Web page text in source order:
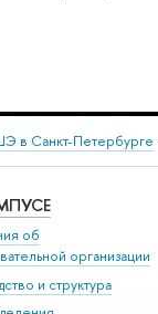
в Санкт-Петербурге
об
организации
и структура